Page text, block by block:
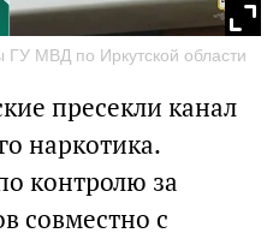
ГУ МВД по Иркутской области
пресекли канал
наркотика.
контролю за
совместно с